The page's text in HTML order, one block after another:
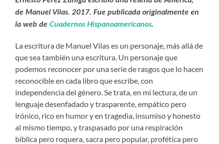
de Manuel Vilas. 2017. Fue publicada originalmente en
la web deCuadernos Hispanoamericanos.
La escritura de Manuel Vilas es un personaje, más allá de
que sea también una escritura. Un personaje que
podemos reconocer por una serie de rasgos que lo hacen
reconocible en cada libro que escribe, con
independencia del género. Se trata, en mi lectura, de un
lenguaje desenfadado y trasparente, empático pero
irónico, rico en humor y en tragedia, insumiso y honesto
al mismo tiempo, y traspasado por una respiración
bíblica pero roquera, sacra pero popular, profética pero